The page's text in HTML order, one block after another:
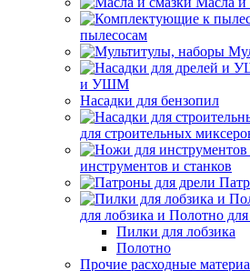
пылесосам
и УШМ
Насадки для бензопил
для строительных
инструментов и станков
для лобзика и Полотно
Пилки для лобзика
Полотно
Прочие расходные